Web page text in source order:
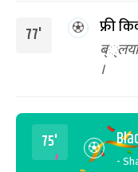
77'
फ्री
।
75'
-